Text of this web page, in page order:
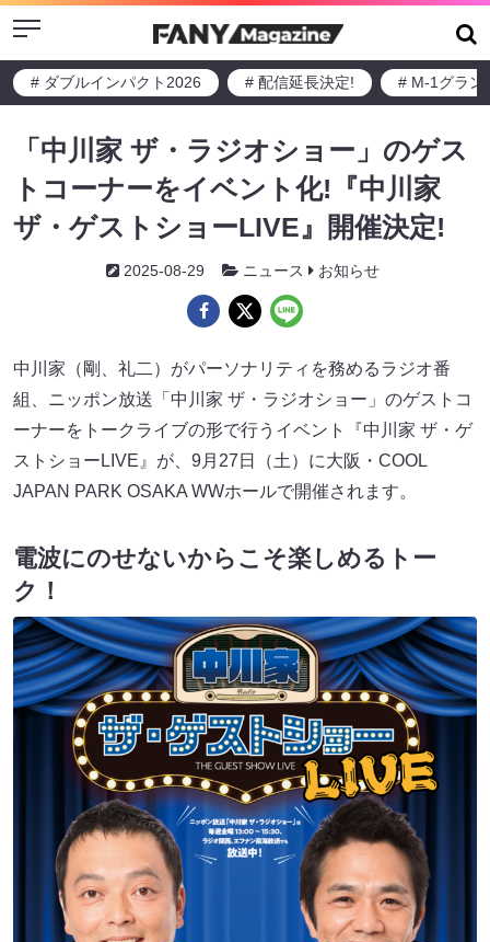
Menu
# ダブルインパクト2026 # 配信延長決定! # M-1グラン
「中川家 ザ・ラジオショー」のゲス
トコーナーをイベント化!『中川家
ザ・ゲストショーLIVE』開催決定!
2025-08-29 ニュース お知らせ
中川家（剛、礼二）がパーソナリティを務めるラジオ番
組、ニッポン放送「中川家 ザ・ラジオショー」のゲストコ
ーナーをトークライブの形で行うイベント『中川家 ザ・ゲ
ストショーLIVE』が、9月27日（土）に大阪・COOL
JAPAN PARK OSAKA WWホールで開催されます。
電波にのせないからこそ楽しめるトー
ク！